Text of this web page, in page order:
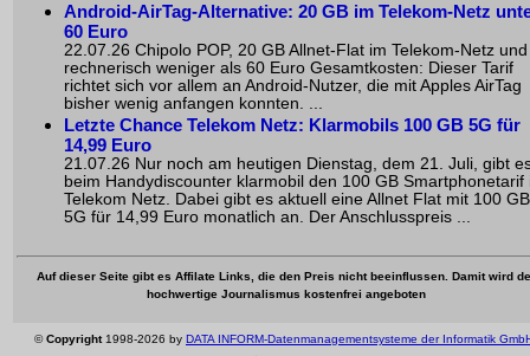
Android-AirTag-Alternative: 20 GB im Telekom-Netz
60 Euro
22.07.26 Chipolo POP, 20 GB Allnet-Flat im Telekom-Netz und
rechnerisch weniger als 60 Euro Gesamtkosten: Dieser Tarif
richtet sich vor allem an Android-Nutzer, die mit Apples AirTag
bisher wenig anfangen konnten. ...
Letzte Chance Telekom Netz: Klarmobils 100 GB 5G für
14,99 Euro
21.07.26 Nur noch am heutigen Dienstag, dem 21. Juli, gibt
beim Handydiscounter klarmobil den 100 GB Smartphonetarif
Telekom Netz. Dabei gibt es aktuell eine Allnet Flat mit 100 GB
5G für 14,99 Euro monatlich an. Der Anschlusspreis ...
Auf dieser Seite gibt es Affilate Links, die den Preis nicht beeinflussen. Damit wird
hochwertige Journalismus kostenfrei angeboten
©Copyright1998-2026 by DATA INFORM-Datenmanagementsysteme der Informatik